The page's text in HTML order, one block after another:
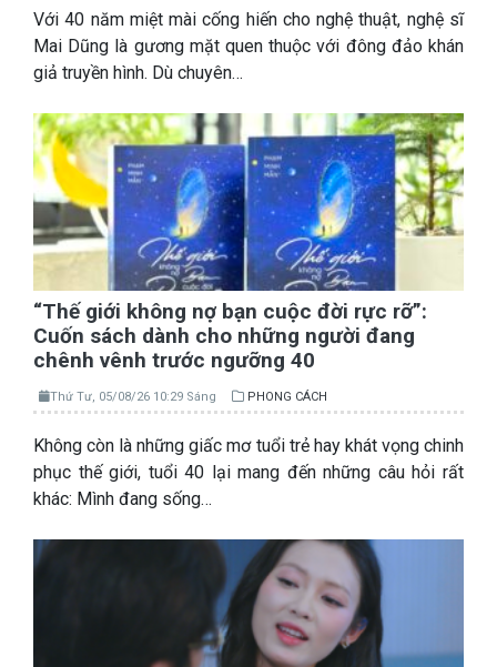
Với 40 năm miệt mài cống hiến cho nghệ thuật, nghệ sĩ
Mai Dũng là gương mặt quen thuộc với đông đảo khán
giả truyền hình. Dù chuyên…
“Thế giới không nợ bạn cuộc đời rực rỡ”:
Cuốn sách dành cho những người đang
chênh vênh trước ngưỡng 40
Thứ Tư, 05/08/26 10:29 Sáng PHONG CÁCH
Không còn là những giấc mơ tuổi trẻ hay khát vọng chinh
phục thế giới, tuổi 40 lại mang đến những câu hỏi rất
khác: Mình đang sống…